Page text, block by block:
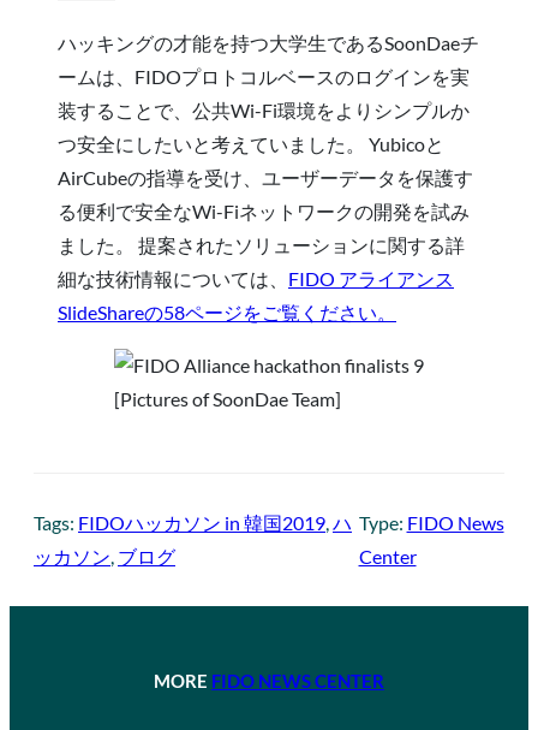
ハッキングの才能を持つ大学生であるSoonDaeチ
ームは、FIDOプロトコルベースのログインを実
装することで、公共Wi-Fi環境をよりシンプルか
つ安全にしたいと考えていました。 Yubicoと
AirCubeの指導を受け、ユーザーデータを保護す
る便利で安全なWi-Fiネットワークの開発を試み
ました。 提案されたソリューションに関する詳
細な技術情報については、 FIDO アライアンス
SlideShareの58ページをご覧ください。
[Pictures of SoonDae Team]
Tags: FIDOハッカソン in 韓国2019, ハ
ッカソン, ブログ
Type: FIDO News
Center
MORE FIDO NEWS CENTER